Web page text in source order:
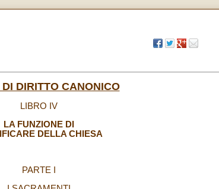
DIRITTO CANONICO
LIBRO IV
LA FUNZIONE DI
DELLA CHIESA
PARTE I